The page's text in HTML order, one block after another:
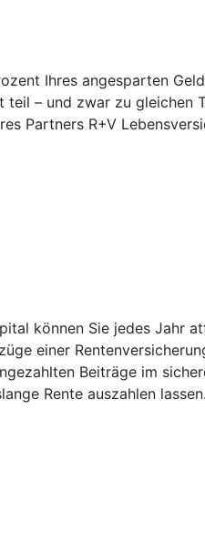
Ihres angesparten
– und zwar zu gleichen
Partners R+V
können Sie jedes Jahr
einer
Beiträge im
Rente auszahlen lassen.